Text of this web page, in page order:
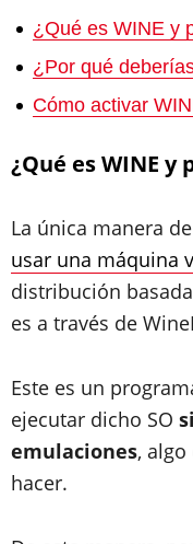
¿Qué es WINE y
¿Por qué
Cómo activar
¿Qué es WINE y
La única manera de
usar una máquina
distribución
es a través de
Este es un
ejecutar dicho SO
emulaciones,
hacer.